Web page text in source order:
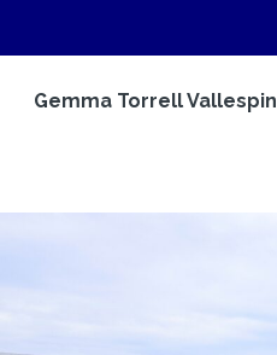
Gemma Torrell Vallespin